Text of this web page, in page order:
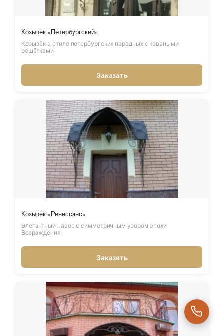
Козырёк «Петербургский»
Козырёк в стиле петербургских парадных с коваными
решётками
Заказать
Козырёк «Ренессанс»
Элегантный навес с симметричным узором эпохи
Возрождения
Заказать